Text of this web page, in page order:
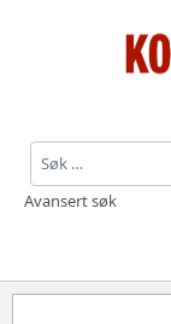
Søk
Avansert søk